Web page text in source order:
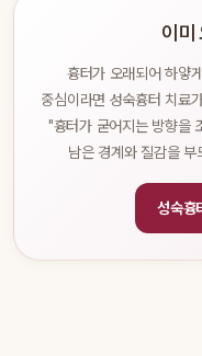
이미
흉터가 오래되어 하얗
중심이라면 성숙흉터 치료
"흉터가 굳어지는 방향을
남은 경계와 질감을
성숙흉